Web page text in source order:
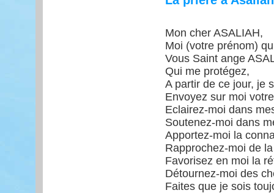
Mon cher ASALIAH,
Moi (votre prénom)
Vous Saint ange
Qui me protégez,
A partir de ce jour, je
Envoyez sur moi
Eclairez-moi dans
Soutenez-moi dans
Apportez-moi la
Rapprochez-moi de
Favorisez en moi la
Détournez-moi des
Faites que je sois